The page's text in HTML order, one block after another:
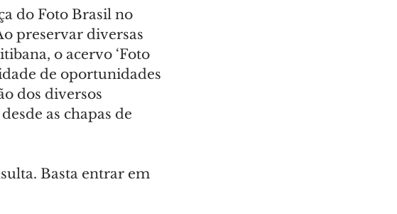
do Foto Brasil no
preservar diversas
o acervo ‘Foto
de oportunidades
dos diversos
as chapas de
Basta entrar em